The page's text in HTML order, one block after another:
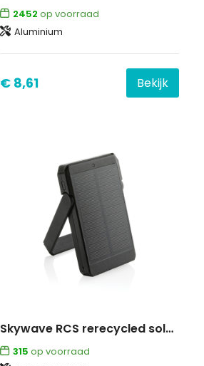
2452 op voorraad
Aluminium
€ 8,61 Bekijk
Skywave RCS rerecycled solar powerbank 5.000 mah 10W
315 op voorraad